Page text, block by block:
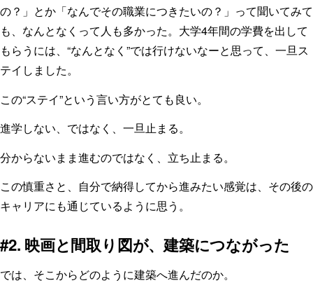
の？」とか「なんでその職業につきたいの？」って聞いてみて
も、なんとなくって人も多かった。大学4年間の学費を出して
もらうには、“なんとなく”では行けないなーと思って、一旦ス
テイしました。
この“ステイ”という言い方がとても良い。
進学しない、ではなく、一旦止まる。
分からないまま進むのではなく、立ち止まる。
この慎重さと、自分で納得してから進みたい感覚は、その後の
キャリアにも通じているように思う。
#2. 映画と間取り図が、建築につながった
では、そこからどのように建築へ進んだのか。